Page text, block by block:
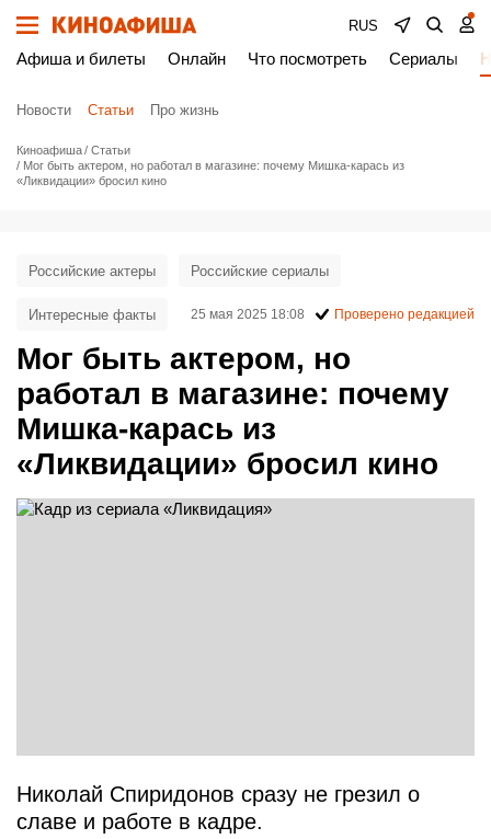
RUS
Афиша и билеты Онлайн Что посмотреть Сериалы
Новости Статьи Про жизнь
Киноафиша
Статьи
Мог быть актером, но работал в магазине: почему Мишка-карась из
«Ликвидации» бросил кино
Мог быть актером, но
работал в магазине: почему
Мишка-карась из
«Ликвидации» бросил кино
Российские актеры Российские сериалы
Интересные факты 25 мая 2025 18:08 Проверено редакцией
Николай Спиридонов сразу не грезил о
славе и работе в кадре.